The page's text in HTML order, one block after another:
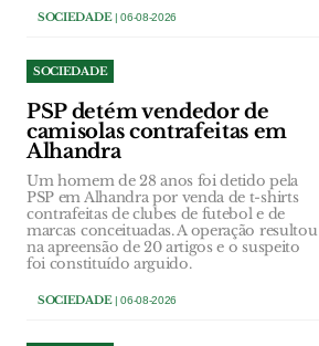
SOCIEDADE| 06-08-2026
SOCIEDADE
PSP detém vendedor de
camisolas contrafeitas em
Alhandra
Um homem de 28 anos foi detido pela
PSP em Alhandra por venda de t-shirts
contrafeitas de clubes de futebol e de
marcas conceituadas. A operação resultou
na apreensão de 20 artigos e o suspeito
foi constituído arguido.
SOCIEDADE| 06-08-2026